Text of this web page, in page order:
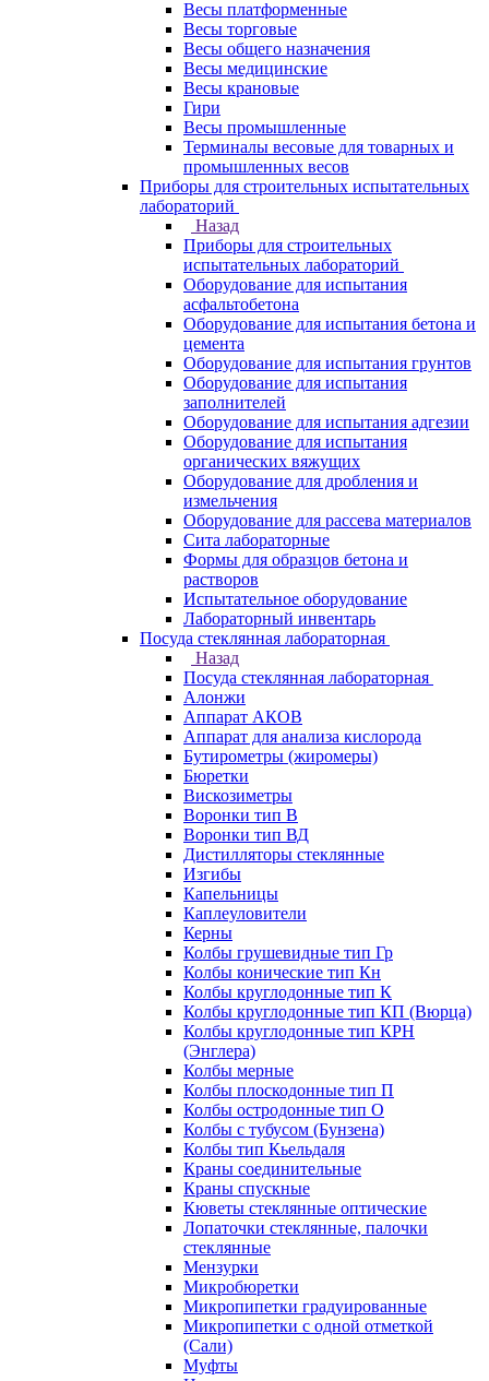
Весы платформенные
Весы торговые
Весы общего назначения
Весы медицинские
Весы крановые
Гири
Весы промышленные
Терминалы весовые для товарных и
промышленных весов
Приборы для строительных испытательных
лабораторий
Назад
Приборы для строительных
испытательных лабораторий
Оборудование для испытания
асфальтобетона
Оборудование для испытания бетона и
цемента
Оборудование для испытания грунтов
Оборудование для испытания
заполнителей
Оборудование для испытания адгезии
Оборудование для испытания
органических вяжущих
Оборудование для дробления и
измельчения
Оборудование для рассева материалов
Сита лабораторные
Формы для образцов бетона и
растворов
Испытательное оборудование
Лабораторный инвентарь
Посуда стеклянная лабораторная
Назад
Посуда стеклянная лабораторная
Алонжи
Аппарат АКОВ
Аппарат для анализа кислорода
Бутирометры (жиромеры)
Бюретки
Вискозиметры
Воронки тип В
Воронки тип ВД
Дистилляторы стеклянные
Изгибы
Капельницы
Каплеуловители
Керны
Колбы грушевидные тип Гр
Колбы конические тип Кн
Колбы круглодонные тип К
Колбы круглодонные тип КП (Вюрца)
Колбы круглодонные тип КРН
(Энглера)
Колбы мерные
Колбы плоскодонные тип П
Колбы остродонные тип О
Колбы с тубусом (Бунзена)
Колбы тип Кьельдаля
Краны соединительные
Краны спускные
Кюветы стеклянные оптические
Лопаточки стеклянные, палочки
стеклянные
Мензурки
Микробюретки
Микропипетки градуированные
Микропипетки с одной отметкой
(Сали)
Муфты